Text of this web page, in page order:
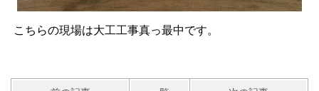
こちらの現場は大工工事真っ最中です。